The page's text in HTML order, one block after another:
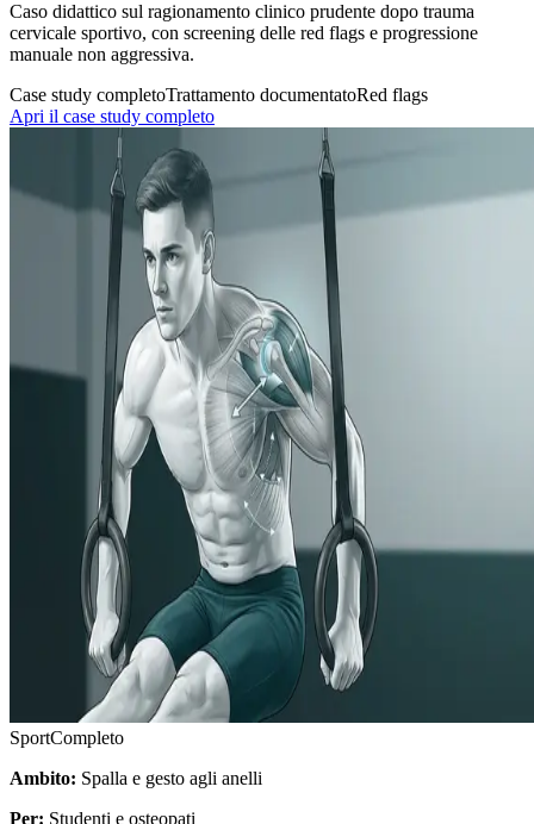
Caso didattico sul ragionamento clinico prudente dopo trauma
cervicale sportivo, con screening delle red flags e progressione
manuale non aggressiva.
Case study completoTrattamento documentatoRed flags
Apri il case study completo
SportCompleto
Ambito: Spalla e gesto agli anelli
Per: Studenti e osteopati